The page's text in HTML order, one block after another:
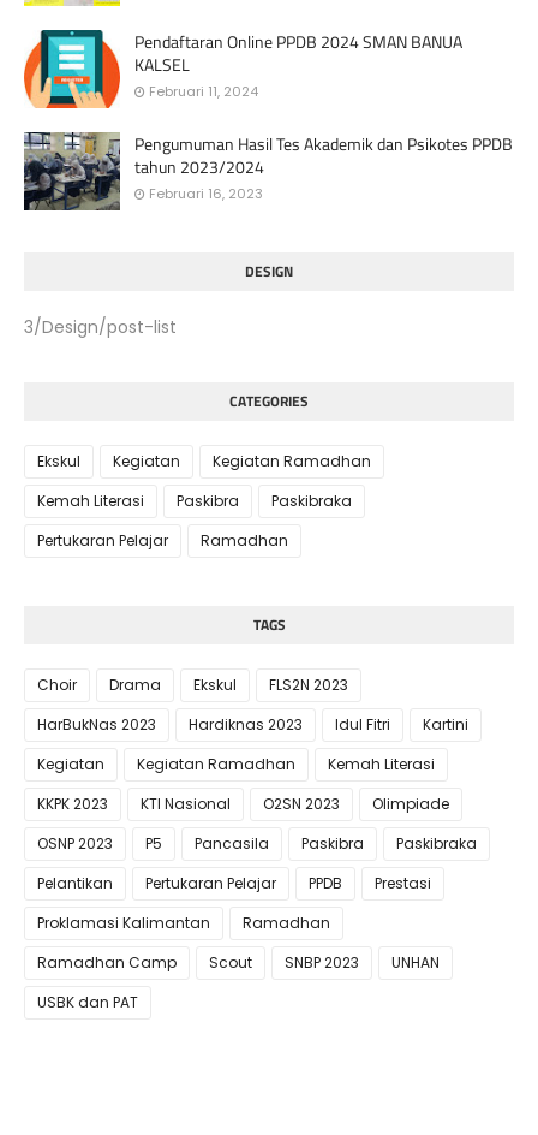
Pendaftaran Online PPDB 2024 SMAN BANUA
KALSEL
Februari 11, 2024
Pengumuman Hasil Tes Akademik dan Psikotes PPDB
tahun 2023/2024
Februari 16, 2023
DESIGN
3/Design/post-list
CATEGORIES
Ekskul Kegiatan
Kegiatan Ramadhan
Kemah Literasi
Paskibra
Paskibraka
Pertukaran Pelajar
Ramadhan
TAGS
Choir Drama Ekskul
FLS2N 2023
HarBukNas 2023
Hardiknas 2023 Idul Fitri
Kartini
Kegiatan
Kegiatan Ramadhan
Kemah Literasi
KKPK 2023
KTI Nasional O2SN 2023
Olimpiade
OSNP 2023
P5 Pancasila Paskibra
Paskibraka
Pelantikan
Pertukaran Pelajar PPDB
Prestasi
Proklamasi Kalimantan
Ramadhan
Ramadhan Camp
Scout SNBP 2023
UNHAN
USBK dan PAT